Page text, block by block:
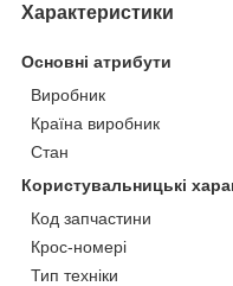
Характеристики
Основні атрибути
Виробник
Країна виробник
Стан
Користувальницькі
Код запчастини
Крос-номері
Тип техніки